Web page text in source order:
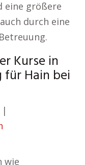
eine größere
durch eine
Kurse in
Hain bei
|
wie